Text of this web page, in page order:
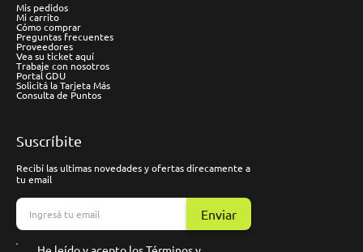
Mis pedidos
Mi carrito
Cómo comprar
Preguntas frecuentes
Proveedores
Vea su ticket aquí
Trabaje con nosotros
Portal GDU
Solicitá la Tarjeta Más
Consulta de Puntos
Suscríbite
Recibí las ultimas novedades y ofertas direcamente a
tu email
Enviar